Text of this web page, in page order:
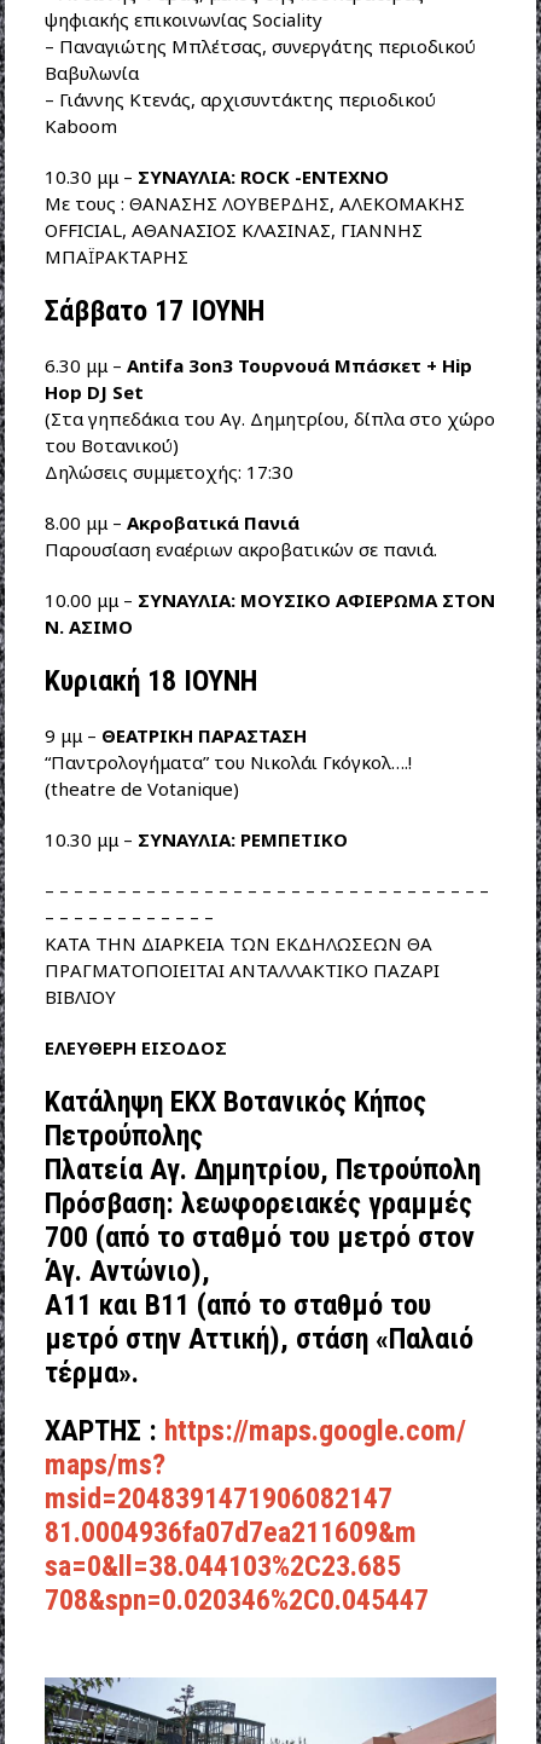
ψηφιακής επικοινωνίας Sociality
– Παναγιώτης Μπλέτσας, συνεργάτης περιοδικού
Βαβυλωνία
– Γιάννης Κτενάς, αρχισυντάκτης περιοδικού
Kaboom
10.30 μμ – ΣΥΝΑΥΛΙΑ: ROCK -ENTEXNO
Με τους : ΘΑΝΑΣΗΣ ΛΟΥΒΕΡΔΗΣ, ΑΛΕΚΟΜΑΚΗΣ
OFFICIAL, ΑΘΑΝΑΣΙΟΣ ΚΛΑΣΙΝΑΣ, ΓΙΑΝΝΗΣ
ΜΠΑΪΡΑΚΤΑΡΗΣ
Σάββατο 17 ΙΟΥΝΗ
6.30 μμ – Antifa 3on3 Τουρνουά Μπάσκετ + Hip
Hop DJ Set
(Στα γηπεδάκια του Αγ. Δημητρίου, δίπλα στο χώρο
του Βοτανικού)
Δηλώσεις συμμετοχής: 17:30
8.00 μμ – Ακροβατικά Πανιά
Παρουσίαση εναέριων ακροβατικών σε πανιά.
10.00 μμ – ΣΥΝΑΥΛΙΑ: ΜΟΥΣΙΚΟ ΑΦΙΕΡΩΜΑ ΣΤΟΝ
Ν. ΑΣΙΜΟ
Κυριακή 18 ΙΟΥΝΗ
9 μμ – ΘΕΑΤΡΙΚΗ ΠΑΡΑΣΤΑΣΗ
“Παντρολογήματα” του Νικολάι Γκόγκολ….!
(theatre de Votanique)
10.30 μμ – ΣΥΝΑΥΛΙΑ: ΡΕΜΠΕΤΙΚΟ
– – – – – – – – – – – – – – – – – – – – – – – – – – – – – – –
– – – – – – – – – – – –
ΚΑΤΑ ΤΗΝ ΔΙΑΡΚΕΙΑ ΤΩΝ ΕΚΔΗΛΩΣΕΩΝ ΘΑ
ΠΡΑΓΜΑΤΟΠΟΙΕΙΤΑΙ ΑΝΤΑΛΛΑΚΤΙΚΟ ΠΑΖΑΡΙ
ΒΙΒΛΙΟΥ
ΕΛΕΥΘΕΡΗ ΕΙΣΟΔΟΣ
Κατάληψη EKX Βοτανικός Κήπος
Πετρούπολης
Πλατεία Αγ. Δημητρίου, Πετρούπολη
Πρόσβαση: λεωφορειακές γραμμές
700 (από το σταθμό του μετρό στον
Άγ. Αντώνιο),
Α11 και Β11 (από το σταθμό του
μετρό στην Αττική), στάση «Παλαιό
τέρμα».
ΧΑΡΤΗΣ : https://maps.google.com/
maps/ms?
msid=2048391471906082147
81.0004936fa07d7ea211609&m
sa=0&ll=38.044103%2C23.685
708&spn=0.020346%2C0.045447